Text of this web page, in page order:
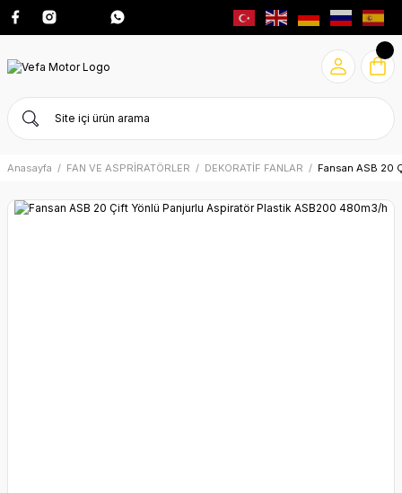
Anasayfa FAN VE ASPRİRATÖRLER DEKORATİF FANLAR Fansan ASB 20